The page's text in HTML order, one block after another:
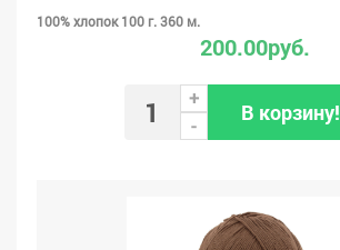
100% хлопок 100 г. 360 м.
200.00руб.
+
-
В корзину!